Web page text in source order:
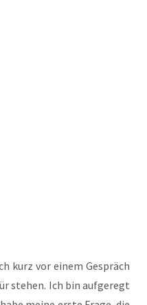
kurz vor einem Gespräch
ste­hen. Ich bin auf­ge­regt